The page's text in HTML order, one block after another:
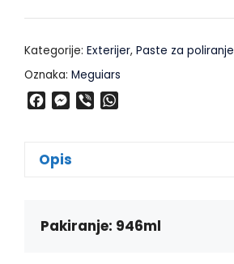
Kategorije: Exterijer, Paste za poliranje
Oznaka: Meguiars
e
b
k
M
s
e
p
Opis
Pakiranje: 946ml